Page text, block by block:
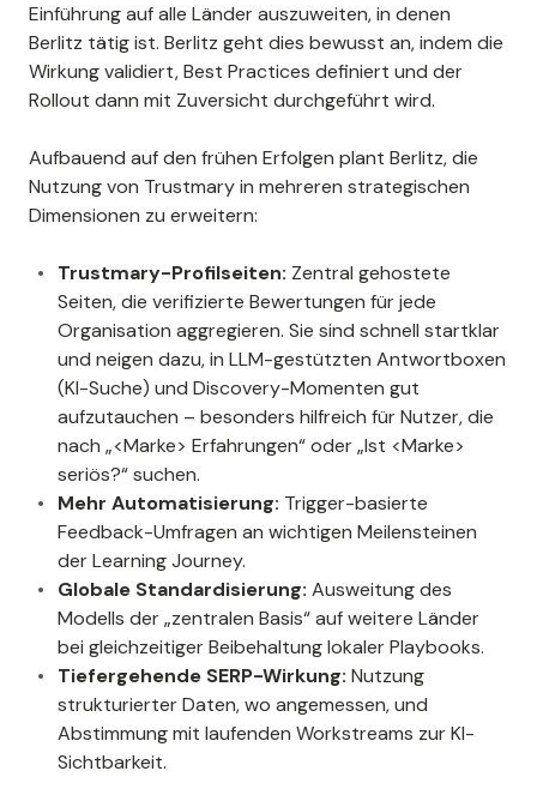
Einführung auf alle Länder auszuweiten, in denen
Berlitz tätig ist. Berlitz geht dies bewusst an, indem die
Wirkung validiert, Best Practices definiert und der
Rollout dann mit Zuversicht durchgeführt wird.
Aufbauend auf den frühen Erfolgen plant Berlitz, die
Nutzung von Trustmary in mehreren strategischen
Dimensionen zu erweitern:
Trustmary-Profilseiten: Zentral gehostete
Seiten, die verifizierte Bewertungen für jede
Organisation aggregieren. Sie sind schnell startklar
und neigen dazu, in LLM-gestützten Antwortboxen
(KI-Suche) und Discovery-Momenten gut
aufzutauchen – besonders hilfreich für Nutzer, die
nach „<Marke> Erfahrungen“ oder „Ist <Marke>
seriös?“ suchen.
Mehr Automatisierung: Trigger-basierte
Feedback-Umfragen an wichtigen Meilensteinen
der Learning Journey.
Globale Standardisierung: Ausweitung des
Modells der „zentralen Basis“ auf weitere Länder
bei gleichzeitiger Beibehaltung lokaler Playbooks.
Tiefergehende SERP-Wirkung: Nutzung
strukturierter Daten, wo angemessen, und
Abstimmung mit laufenden Workstreams zur KI-
Sichtbarkeit.